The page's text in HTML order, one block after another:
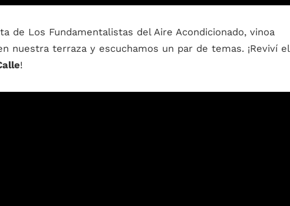
de Los Fundamentalistas del Aire Acondicionado, vinoa
nuestra terraza y escuchamos un par de temas. ¡Reviví el
!